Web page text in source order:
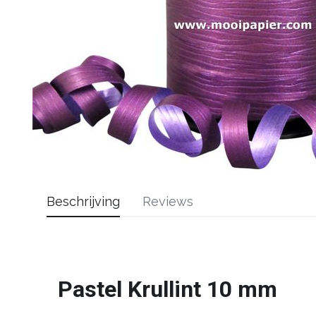
Beschrijving
Pastel Krullint 10 mm
Reviews